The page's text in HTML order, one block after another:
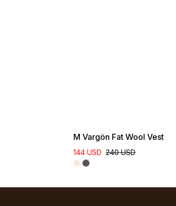
M Vargön Fat Wool Vest
144 USD 240 USD